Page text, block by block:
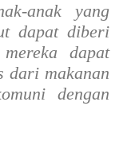
anak yang
dapat diberi
dapat
dari makanan
dengan